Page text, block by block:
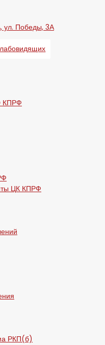
ул. Победы, 3А
КПРФ
ЦК КПРФ
РКП(б)